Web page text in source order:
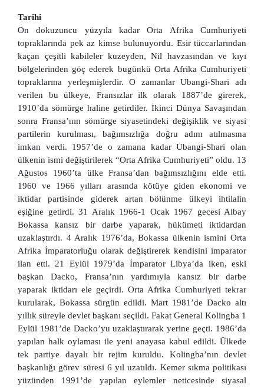
Tarihi
On dokuzuncu yüzyıla kadar Orta Afrika Cumhuriyeti
topraklarında pek az kimse bulunuyordu. Esir tüccarlarından
kaçan çeşitli kabileler kuzeyden, Nil havzasından ve kıyı
bölgelerinden göç ederek bugünkü Orta Afrika Cumhuriyeti
topraklarına yerleşmişlerdir. O zamanlar Ubangi-Shari adı
verilen bu ülkeye, Fransızlar ilk olarak 1887’de girerek,
1910’da sömürge haline getirdiler. İkinci Dünya Savaşından
sonra Fransa’nın sömürge siyasetindeki değişiklik ve siyasi
partilerin kurulması, bağımsızlığa doğru adım atılmasına
imkan verdi. 1957’de o zamana kadar Ubangi-Shari olan
ülkenin ismi değiştirilerek “Orta Afrika Cumhuriyeti” oldu. 13
Ağustos 1960’ta ülke Fransa’dan bağımsızlığını elde etti.
1960 ve 1966 yılları arasında kötüye giden ekonomi ve
iktidar partisinde giderek artan bölünme ülkeyi ihtilalin
eşiğine getirdi. 31 Aralık 1966-1 Ocak 1967 gecesi Albay
Bokassa kansız bir darbe yaparak, hükümeti iktidardan
uzaklaştırdı. 4 Aralık 1976’da, Bokassa ülkenin ismini Orta
Afrika İmparatorluğu olarak değiştirerek kendisini imparator
ilan etti. 21 Eylül 1979’da İmparator Libya’da iken, eski
başkan Dacko, Fransa’nın yardımıyla kansız bir darbe
yaparak iktidarı ele geçirdi. Orta Afrika Cumhuriyeti tekrar
kurularak, Bokassa sürgün edildi. Mart 1981’de Dacko altı
yıllık süreyle devlet başkanı seçildi. Fakat General Kolingba 1
Eylül 1981’de Dacko’yu uzaklaştırarak yerine geçti. 1986’da
yapılan halk oylaması ile yeni anayasa kabul edildi. Ülkede
tek partiye dayalı bir rejim kuruldu. Kolingba’nın devlet
başkanlığı görev süresi 6 yıl uzatıldı. Kemer sıkma politikası
yüzünden 1991’de yapılan eylemler neticesinde siyasal